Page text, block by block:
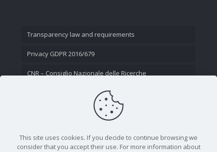
Transparency law and requirements
Privacy GDPR 2016/679
CNR – Consiglio Nazionale delle Ricerche
This site uses cookies. If you decide to continue browsing we
consider that you accept their use. For more information about